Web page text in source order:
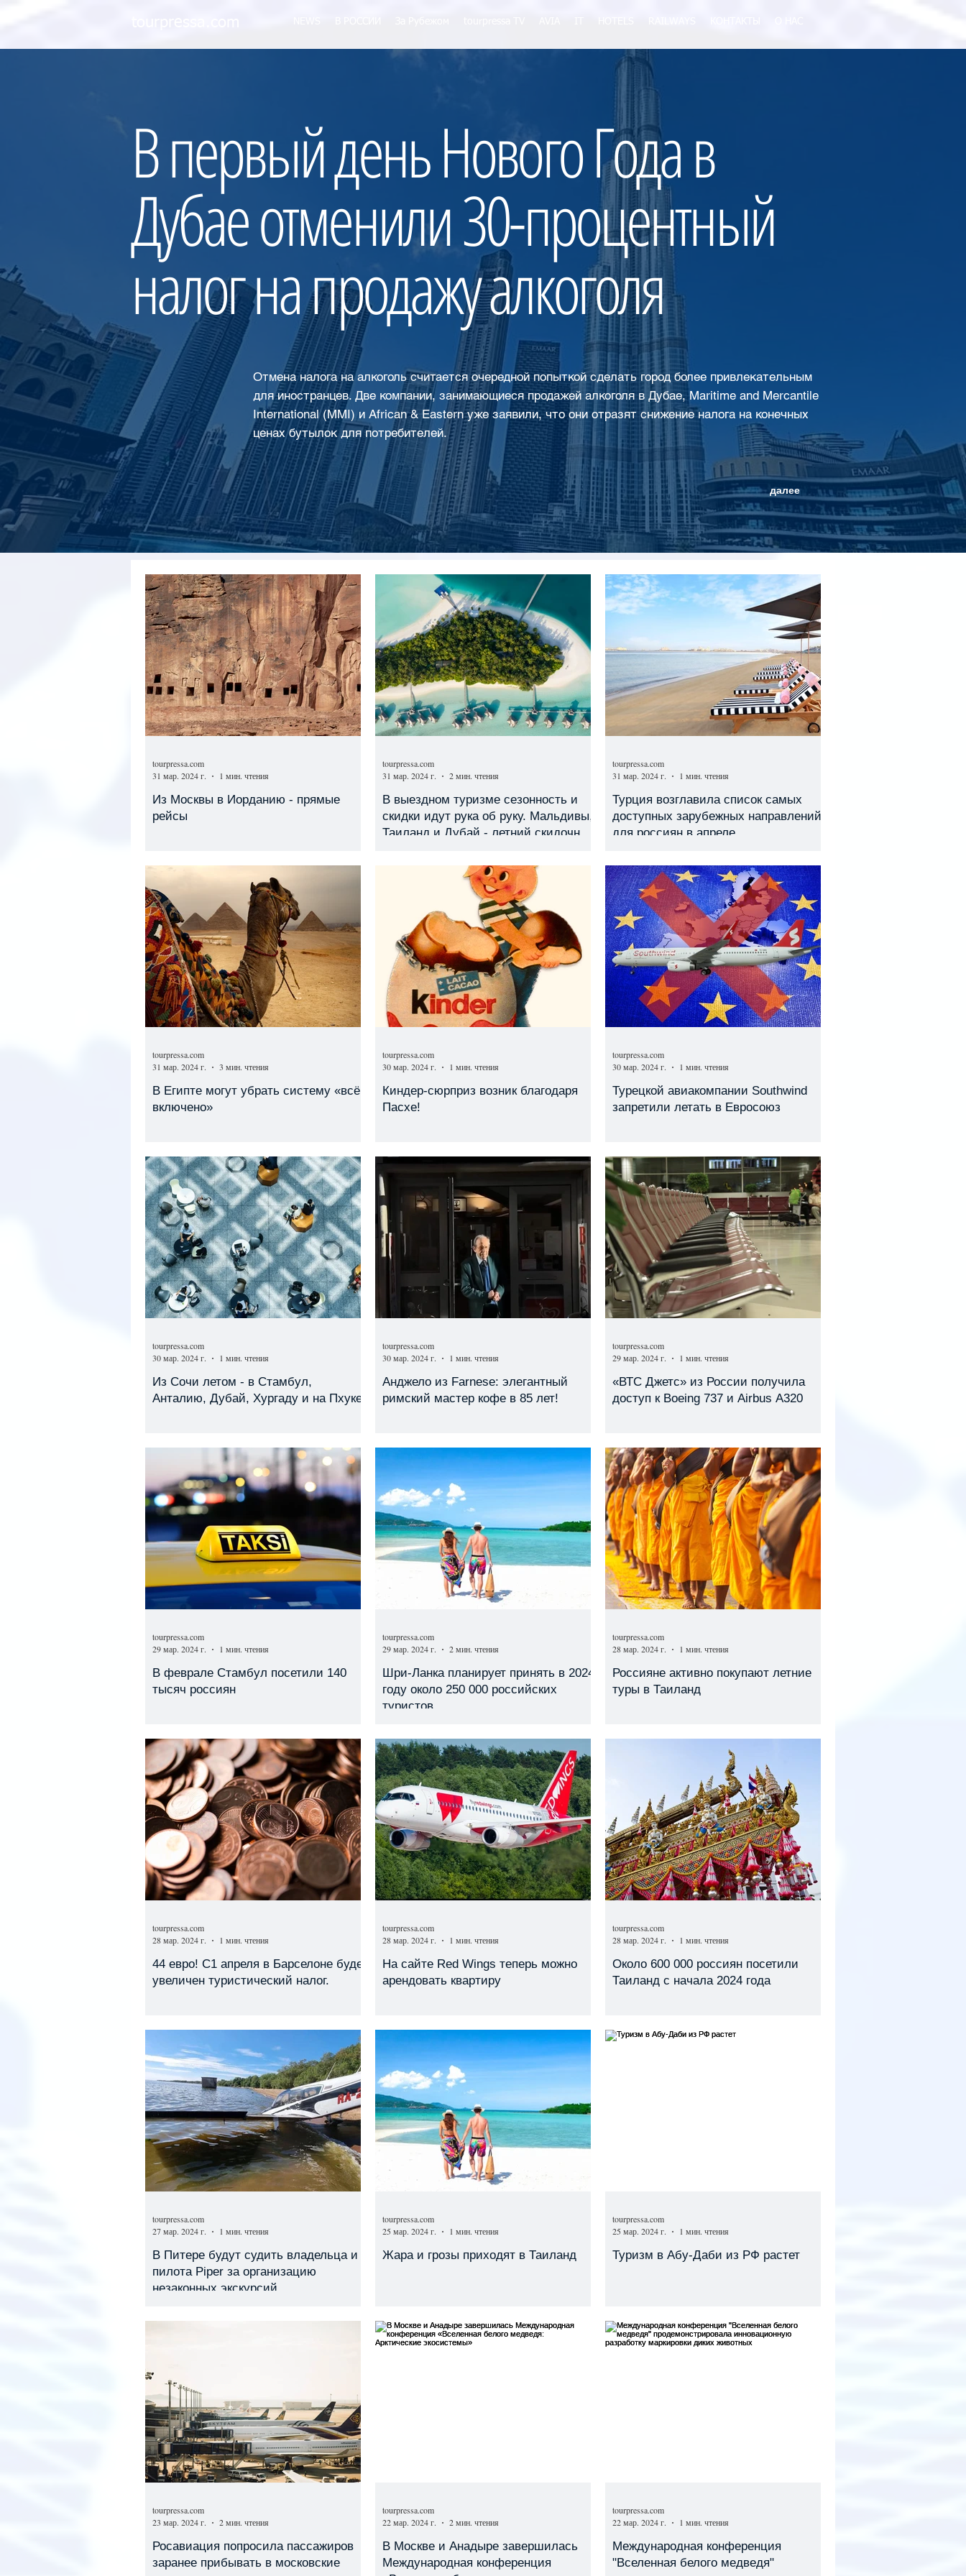
В первый день Нового Года в
Дубае отменили 30-процентный
налог на продажу алкоголя
Отмена налога на алкоголь считается очередной попыткой сделать город более привлекательным
для иностранцев. Две компании, занимающиеся продажей алкоголя в Дубае, Maritime and Mercantile
International (MMI) и African & Eastern уже заявили, что они отразят снижение налога на конечных
ценах бутылок для потребителей.
далее
Из Москвы в Иорданию - прямые
рейсы
tourpressa.com
31 мар. 2024 г.
1 мин. чтения
В выездном туризме сезонность и
скидки идут рука об руку. Мальдивы,
Таиланд и Дубай - летний скидочный
tourpressa.com
31 мар. 2024 г.
2 мин. чтения
Турция возглавила список самых
доступных зарубежных направлений
для россиян в апреле
tourpressa.com
31 мар. 2024 г.
1 мин. чтения
В Египте могут убрать систему «всё
включено»
tourpressa.com
31 мар. 2024 г.
3 мин. чтения
Киндер-сюрприз возник благодаря
Пасхе!
tourpressa.com
30 мар. 2024 г.
1 мин. чтения
Турецкой авиакомпании Southwind
запретили летать в Евросоюз
tourpressa.com
30 мар. 2024 г.
1 мин. чтения
Из Сочи летом - в Стамбул,
Анталию, Дубай, Хургаду и на Пхукет
tourpressa.com
30 мар. 2024 г.
1 мин. чтения
Анджело из Farnese: элегантный
римский мастер кофе в 85 лет!
tourpressa.com
30 мар. 2024 г.
1 мин. чтения
«ВТС Джетс» из России получила
доступ к Boeing 737 и Airbus A320
tourpressa.com
29 мар. 2024 г.
1 мин. чтения
В феврале Стамбул посетили 140
тысяч россиян
tourpressa.com
29 мар. 2024 г.
1 мин. чтения
Шри-Ланка планирует принять в 2024
году около 250 000 российских
туристов
tourpressa.com
29 мар. 2024 г.
2 мин. чтения
Россияне активно покупают летние
туры в Таиланд
tourpressa.com
28 мар. 2024 г.
1 мин. чтения
44 евро! С1 апреля в Барселоне будет
увеличен туристический налог.
tourpressa.com
28 мар. 2024 г.
1 мин. чтения
На сайте Red Wings теперь можно
арендовать квартиру
tourpressa.com
28 мар. 2024 г.
1 мин. чтения
Около 600 000 россиян посетили
Таиланд с начала 2024 года
tourpressa.com
28 мар. 2024 г.
1 мин. чтения
В Питере будут судить владельца и
пилота Piper за организацию
незаконных экскурсий
tourpressa.com
27 мар. 2024 г.
1 мин. чтения
Жара и грозы приходят в Таиланд
tourpressa.com
25 мар. 2024 г.
1 мин. чтения
Туризм в Абу-Даби из РФ растет
tourpressa.com
25 мар. 2024 г.
1 мин. чтения
Росавиация попросила пассажиров
заранее прибывать в московские
tourpressa.com
23 мар. 2024 г.
2 мин. чтения
В Москве и Анадыре завершилась
Международная конференция
tourpressa.com
22 мар. 2024 г.
2 мин. чтения
Международная конференция
"Вселенная белого медведя"
tourpressa.com
22 мар. 2024 г.
1 мин. чтения